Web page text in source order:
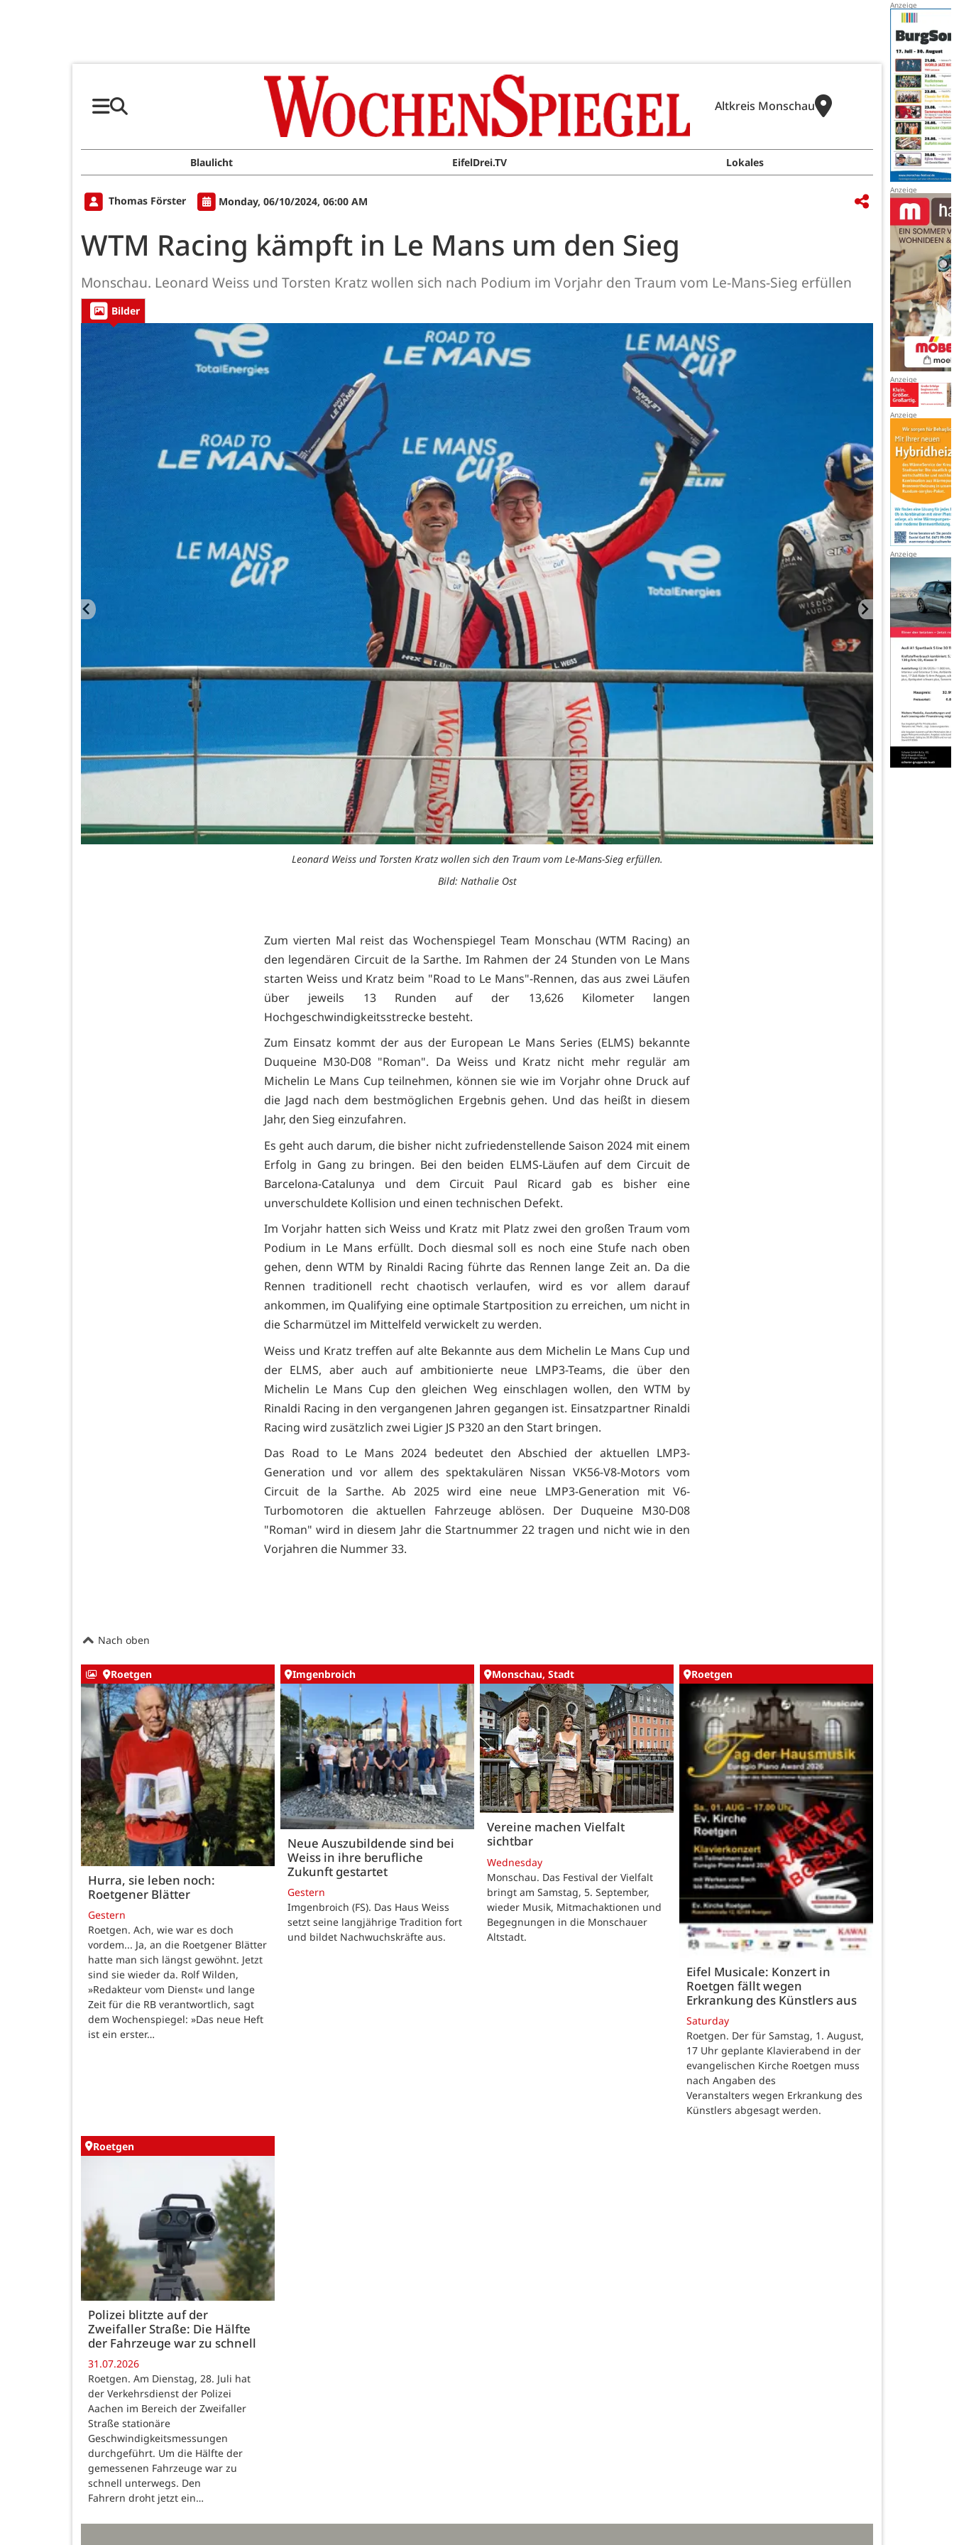
Altkreis Monschau
Blaulicht EifelDrei.TV Lokales
Thomas Förster Monday, 06/10/2024, 06:00 AM
WTM Racing kämpft in Le Mans um den Sieg
Monschau. Leonard Weiss und Torsten Kratz wollen sich nach Podium im Vorjahr den Traum vom Le-Mans-Sieg erfüllen
Bilder
Leonard Weiss und Torsten Kratz wollen sich den Traum vom Le-Mans-Sieg erfüllen.
Bild: Nathalie Ost
Zum vierten Mal reist das Wochenspiegel Team Monschau (WTM Racing) an
den legendären Circuit de la Sarthe. Im Rahmen der 24 Stunden von Le Mans
starten Weiss und Kratz beim "Road to Le Mans"-Rennen, das aus zwei Läufen
über jeweils 13 Runden auf der 13,626 Kilometer langen
Hochgeschwindigkeitsstrecke besteht.
Zum Einsatz kommt der aus der European Le Mans Series (ELMS) bekannte
Duqueine M30-D08 "Roman". Da Weiss und Kratz nicht mehr regulär am
Michelin Le Mans Cup teilnehmen, können sie wie im Vorjahr ohne Druck auf
die Jagd nach dem bestmöglichen Ergebnis gehen. Und das heißt in diesem
Jahr, den Sieg einzufahren.
Es geht auch darum, die bisher nicht zufriedenstellende Saison 2024 mit einem
Erfolg in Gang zu bringen. Bei den beiden ELMS-Läufen auf dem Circuit de
Barcelona-Catalunya und dem Circuit Paul Ricard gab es bisher eine
unverschuldete Kollision und einen technischen Defekt.
Im Vorjahr hatten sich Weiss und Kratz mit Platz zwei den großen Traum vom
Podium in Le Mans erfüllt. Doch diesmal soll es noch eine Stufe nach oben
gehen, denn WTM by Rinaldi Racing führte das Rennen lange Zeit an. Da die
Rennen traditionell recht chaotisch verlaufen, wird es vor allem darauf
ankommen, im Qualifying eine optimale Startposition zu erreichen, um nicht in
die Scharmützel im Mittelfeld verwickelt zu werden.
Weiss und Kratz treffen auf alte Bekannte aus dem Michelin Le Mans Cup und
der ELMS, aber auch auf ambitionierte neue LMP3-Teams, die über den
Michelin Le Mans Cup den gleichen Weg einschlagen wollen, den WTM by
Rinaldi Racing in den vergangenen Jahren gegangen ist. Einsatzpartner Rinaldi
Racing wird zusätzlich zwei Ligier JS P320 an den Start bringen.
Das Road to Le Mans 2024 bedeutet den Abschied der aktuellen LMP3-
Generation und vor allem des spektakulären Nissan VK56-V8-Motors vom
Circuit de la Sarthe. Ab 2025 wird eine neue LMP3-Generation mit V6-
Turbomotoren die aktuellen Fahrzeuge ablösen. Der Duqueine M30-D08
"Roman" wird in diesem Jahr die Startnummer 22 tragen und nicht wie in den
Vorjahren die Nummer 33.
Nach oben
Roetgen
Hurra, sie leben noch:
Roetgener Blätter
Gestern
Roetgen. Ach, wie war es doch
vordem... Ja, an die Roetgener Blätter
hatte man sich längst gewöhnt. Jetzt
sind sie wieder da. Rolf Wilden,
»Redakteur vom Dienst« und lange
Zeit für die RB verantwortlich, sagt
dem Wochenspiegel: »Das neue Heft
ist ein erster…
Imgenbroich
Neue Auszubildende sind bei
Weiss in ihre berufliche
Zukunft gestartet
Gestern
Imgenbroich (FS). Das Haus Weiss
setzt seine langjährige Tradition fort
und bildet Nachwuchskräfte aus.
Monschau, Stadt
Vereine machen Vielfalt
sichtbar
Wednesday
Monschau. Das Festival der Vielfalt
bringt am Samstag, 5. September,
wieder Musik, Mitmachaktionen und
Begegnungen in die Monschauer
Altstadt.
Roetgen
Eifel Musicale: Konzert in
Roetgen fällt wegen
Erkrankung des Künstlers aus
Saturday
Roetgen. Der für Samstag, 1. August,
17 Uhr geplante Klavierabend in der
evangelischen Kirche Roetgen muss
nach Angaben des
Veranstalters wegen Erkrankung des
Künstlers abgesagt werden.
Roetgen
Polizei blitzte auf der
Zweifaller Straße: Die Hälfte
der Fahrzeuge war zu schnell
31.07.2026
Roetgen. Am Dienstag, 28. Juli hat
der Verkehrsdienst der Polizei
Aachen im Bereich der Zweifaller
Straße stationäre
Geschwindigkeitsmessungen
durchgeführt. Um die Hälfte der
gemessenen Fahrzeuge war zu
schnell unterwegs. Den
Fahrern droht jetzt ein…